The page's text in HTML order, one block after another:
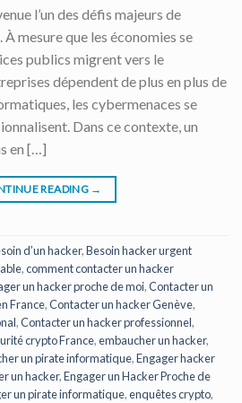
l’un des défis majeurs de
mesure que les économies se
publics migrent vers le
dépendent de plus en plus de
les cybermenaces se
Dans ce contexte, un
en […]
READING →
d’un hacker,Besoin hacker urgent
,comment contacter un hacker
un hacker proche de moi,Contacter un
France,Contacter un hacker Genève,
,Contacter un hacker professionnel,
crypto France,embaucher un hacker,
un pirate informatique,Engager hacker
un hacker,Engager un Hacker Proche de
un pirate informatique,enquêtes crypto,